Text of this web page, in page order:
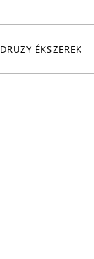
DRUZY ÉKSZEREK